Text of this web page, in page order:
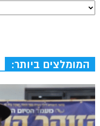
המומלצים ביותר: